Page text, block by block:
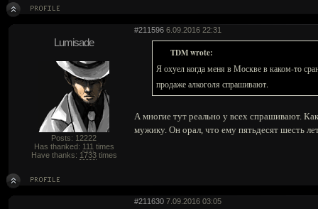
#211596 6.09.2016 22:31
Lumisade
Posts: 12222
Has thanked: 111 times
Have thanks: 1733times
TDM wrote:
Я охуел когда меня в Москве в каком-то
продаже алкоголя спрашивают.
А многие тут реально у всех спрашивают.
мужику. Он орал, что ему пятьдесят шесть
#211630 7.09.2016 03:05